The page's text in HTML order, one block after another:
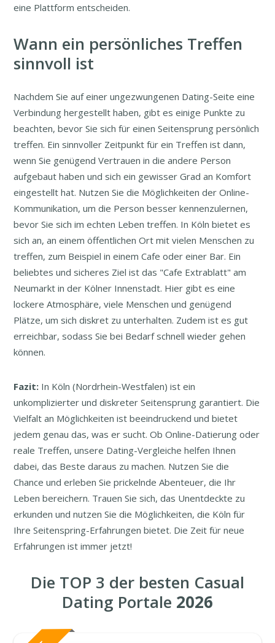
eine Plattform entscheiden.
Wann ein persönliches Treffen
sinnvoll ist
Nachdem Sie auf einer ungezwungenen Dating-Seite eine
Verbindung hergestellt haben, gibt es einige Punkte zu
beachten, bevor Sie sich für einen Seitensprung persönlich
treffen. Ein sinnvoller Zeitpunkt für ein Treffen ist dann,
wenn Sie genügend Vertrauen in die andere Person
aufgebaut haben und sich ein gewisser Grad an Komfort
eingestellt hat. Nutzen Sie die Möglichkeiten der Online-
Kommunikation, um die Person besser kennenzulernen,
bevor Sie sich im echten Leben treffen. In Köln bietet es
sich an, an einem öffentlichen Ort mit vielen Menschen zu
treffen, zum Beispiel in einem Cafe oder einer Bar. Ein
beliebtes und sicheres Ziel ist das "Cafe Extrablatt" am
Neumarkt in der Kölner Innenstadt. Hier gibt es eine
lockere Atmosphäre, viele Menschen und genügend
Plätze, um sich diskret zu unterhalten. Zudem ist es gut
erreichbar, sodass Sie bei Bedarf schnell wieder gehen
können.
Fazit: In Köln (Nordrhein-Westfalen) ist ein
unkomplizierter und diskreter Seitensprung garantiert. Die
Vielfalt an Möglichkeiten ist beeindruckend und bietet
jedem genau das, was er sucht. Ob Online-Datierung oder
reale Treffen, unsere Dating-Vergleiche helfen Ihnen
dabei, das Beste daraus zu machen. Nutzen Sie die
Chance und erleben Sie prickelnde Abenteuer, die Ihr
Leben bereichern. Trauen Sie sich, das Unentdeckte zu
erkunden und nutzen Sie die Möglichkeiten, die Köln für
Ihre Seitenspring-Erfahrungen bietet. Die Zeit für neue
Erfahrungen ist immer jetzt!
Die TOP 3 der besten Casual
Dating Portale 2026